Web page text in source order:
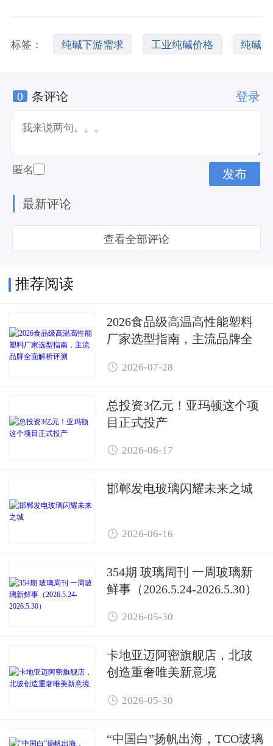
标签： 纯碱下游需求 工业纯碱价格 纯碱
和烧碱的区别
0 条评论 登录
匿名
最新评论
查看全部评论
推荐阅读
2026食品级高温高性能塑料
厂家选型指南，主流品牌全
 2026-07-28
总投资3亿元！亚玛顿这个项
目正式投产
 2026-06-17
邯郸发电玻璃闪耀未来之城
 2026-06-16
354期 玻璃周刊 一周玻璃新
鲜事（2026.5.24-2026.5.30）
 2026-05-30
卡地亚迈阿密旗舰店，北玻
创造重奢唯美新意境
 2026-05-30
“中国白”扬帆出海，TCO玻璃